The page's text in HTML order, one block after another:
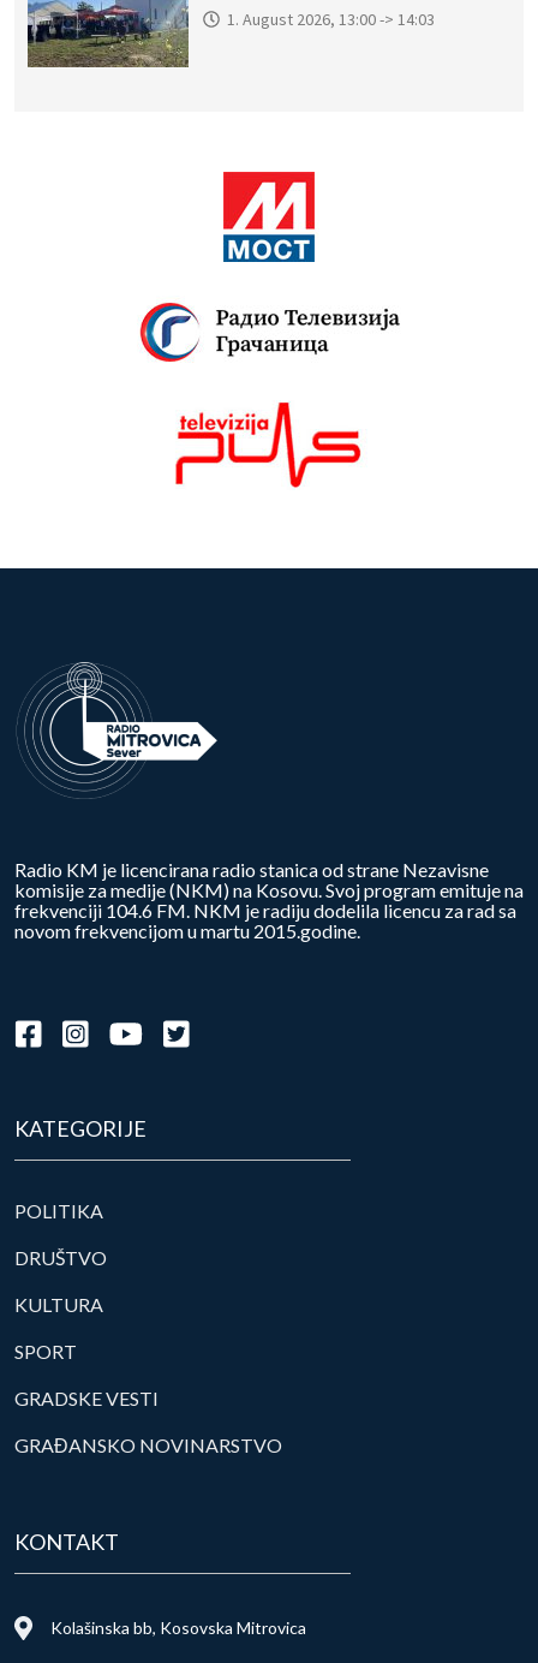
1. August 2026, 13:00 -> 14:03
Radio KM je licencirana radio stanica od strane Nezavisne
komisije za medije (NKM) na Kosovu. Svoj program emituje na
frekvenciji 104.6 FM. NKM je radiju dodelila licencu za rad sa
novom frekvencijom u martu 2015.godine.
KATEGORIJE
POLITIKA
DRUŠTVO
KULTURA
SPORT
GRADSKE VESTI
GRAĐANSKO NOVINARSTVO
KONTAKT
Kolašinska bb, Kosovska Mitrovica